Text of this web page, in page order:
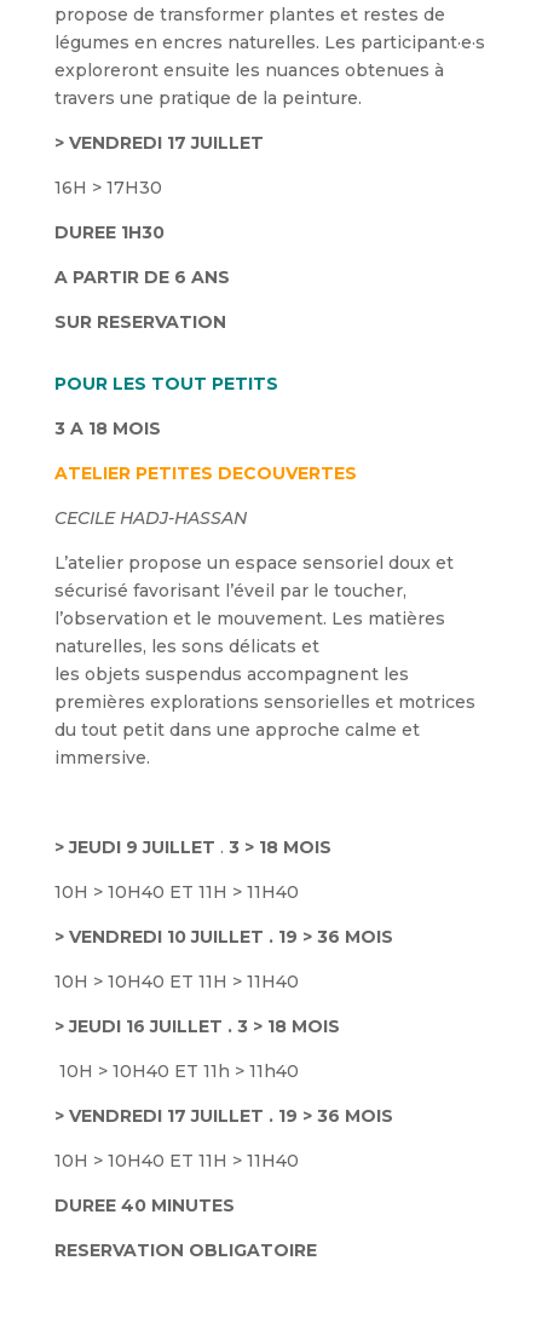
propose de transformer plantes et restes de
légumes en encres naturelles. Les participant·e·s
exploreront ensuite les nuances obtenues à
travers une pratique de la peinture.
> VENDREDI 17 JUILLET
16H > 17H30
DUREE 1H30
A PARTIR DE 6 ANS
SUR RESERVATION
POUR LES TOUT PETITS
3 A 18 MOIS
ATELIER PETITES DECOUVERTES
CECILE HADJ-HASSAN
L’atelier propose un espace sensoriel doux et
sécurisé favorisant l’éveil par le toucher,
l’observation et le mouvement. Les matières
naturelles, les sons délicats et
les objets suspendus accompagnent les
premières explorations sensorielles et motrices
du tout petit dans une approche calme et
immersive.
> JEUDI 9 JUILLET . 3 > 18 MOIS
10H > 10H40 ET 11H > 11H40
> VENDREDI 10 JUILLET . 19 > 36 MOIS
10H > 10H40 ET 11H > 11H40
> JEUDI 16 JUILLET . 3 > 18 MOIS
10H > 10H40 ET 11h > 11h40
> VENDREDI 17 JUILLET . 19 > 36 MOIS
10H > 10H40 ET 11H > 11H40
DUREE 40 MINUTES
RESERVATION OBLIGATOIRE